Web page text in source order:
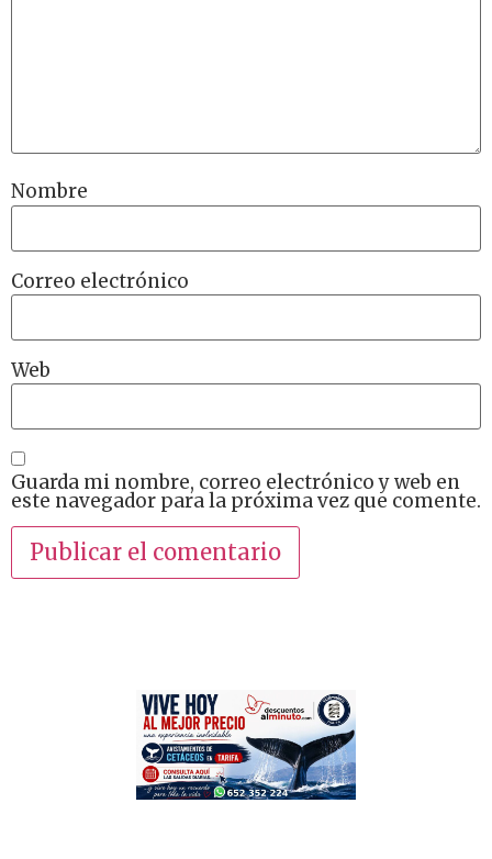
Nombre
Correo electrónico
Web
Guarda mi nombre, correo electrónico y web en
este navegador para la próxima vez que comente.